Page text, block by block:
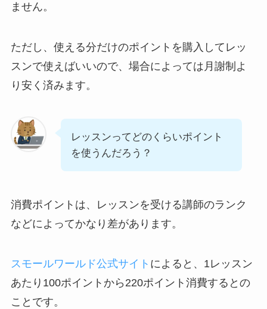
ません。
ただし、使える分だけのポイントを購入してレッ
スンで使えばいいので、場合によっては月謝制よ
り安く済みます。
レッスンってどのくらいポイント
を使うんだろう？
消費ポイントは、レッスンを受ける講師のランク
などによってかなり差があります。
スモールワールド公式サイト によると、1レッスン
あたり100ポイントから220ポイント消費するとの
ことです。